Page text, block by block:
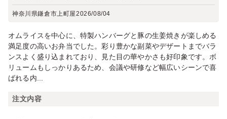
神奈川県鎌倉市上町屋2026/08/04
オムライスを中心に、特製ハンバーグと豚の生姜焼きが楽しめる
満足度の高いお弁当でした。彩り豊かな副菜やデザートまでバラ
ンスよく盛り込まれており、見た目の華やかさも好印象です。ボ
リュームもしっかりあるため、会議や研修など幅広いシーンで喜
ばれる内...
注文内容